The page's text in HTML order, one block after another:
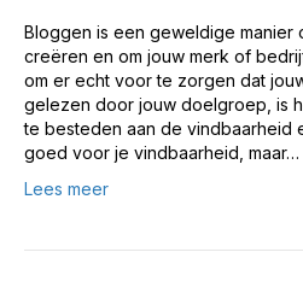
Bloggen is een geweldige manier
creëren en om jouw merk of
om er echt voor te zorgen dat
gelezen door jouw doelgroep, is
te besteden aan de vindbaarheid
goed voor je vindbaarheid, maar…
Lees meer